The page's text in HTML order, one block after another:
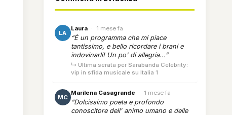
LA
Laura · 1 mese fa
“È un programma che mi piace
tantissimo, e bello ricordare i brani e
indovinarli! Un po' di allegria...”
↳ Ultima serata per Sarabanda Celebrity:
vip in sfida musicale su Italia 1
MC
Marilena Casagrande · 1 mese fa
“Dolcissimo poeta e profondo
conoscitore dell' animo umano e delle